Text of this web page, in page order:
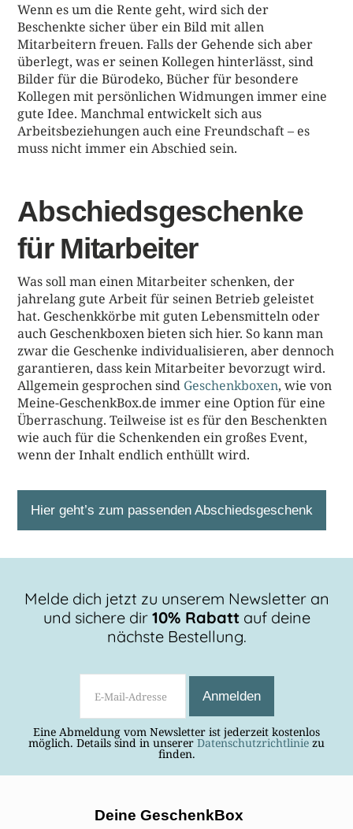
Wenn es um die Rente geht, wird sich der
Beschenkte sicher über ein Bild mit allen
Mitarbeitern freuen. Falls der Gehende sich aber
überlegt, was er seinen Kollegen hinterlässt, sind
Bilder für die Bürodeko, Bücher für besondere
Kollegen mit persönlichen Widmungen immer eine
gute Idee. Manchmal entwickelt sich aus
Arbeitsbeziehungen auch eine Freundschaft – es
muss nicht immer ein Abschied sein.
Abschiedsgeschenke
für Mitarbeiter
Was soll man einen Mitarbeiter schenken, der
jahrelang gute Arbeit für seinen Betrieb geleistet
hat. Geschenkkörbe mit guten Lebensmitteln oder
auch Geschenkboxen bieten sich hier. So kann man
zwar die Geschenke individualisieren, aber dennoch
garantieren, dass kein Mitarbeiter bevorzugt wird.
Allgemein gesprochen sind Geschenkboxen, wie von
Meine-GeschenkBox.de immer eine Option für eine
Überraschung. Teilweise ist es für den Beschenkten
wie auch für die Schenkenden ein großes Event,
wenn der Inhalt endlich enthüllt wird.
Hier geht’s zum passenden Abschiedsgeschenk
Melde dich jetzt zu unserem Newsletter an
und sichere dir 10% Rabattauf deine
nächste Bestellung.
Eine Abmeldung vom Newsletter ist jederzeit kostenlos
möglich. Details sind in unserer Datenschutzrichtlinie zu
finden.
Deine GeschenkBox